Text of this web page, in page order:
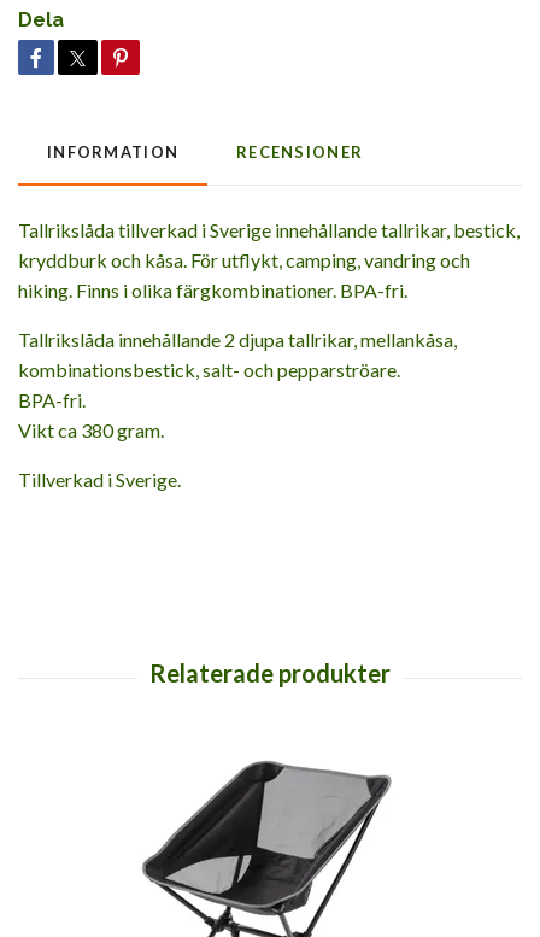
Dela
INFORMATION RECENSIONER
Tallrikslåda tillverkad i Sverige innehållande tallrikar, bestick,
kryddburk och kåsa. För utflykt, camping, vandring och
hiking. Finns i olika färgkombinationer. BPA-fri.
Tallrikslåda innehållande 2 djupa tallrikar, mellankåsa,
kombinationsbestick, salt- och pepparströare.
BPA-fri.
Vikt ca 380 gram.
Tillverkad i Sverige.